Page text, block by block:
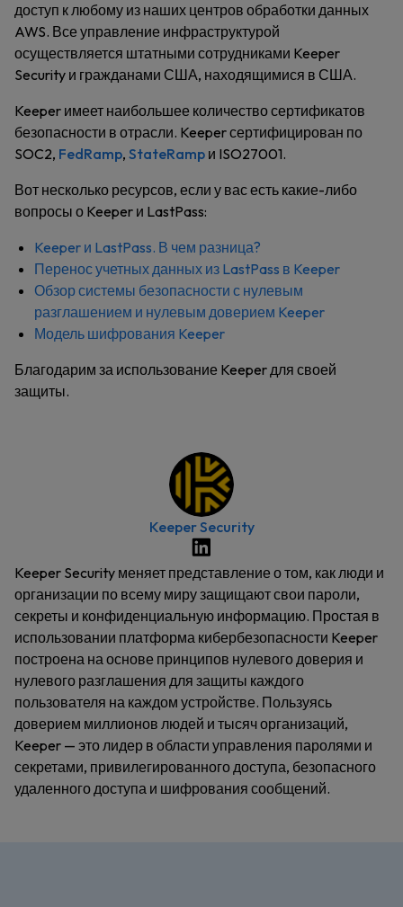
доступ к любому из наших центров обработки данных
AWS. Все управление инфраструктурой
осуществляется штатными сотрудниками Keeper
Security и гражданами США, находящимися в США.
Keeper имеет наибольшее количество сертификатов
безопасности в отрасли. Keeper сертифицирован по
SOC2, FedRamp, StateRamp и ISO27001.
Вот несколько ресурсов, если у вас есть какие-либо
вопросы о Keeper и LastPass:
Keeper и LastPass. В чем разница?
Перенос учетных данных из LastPass в Keeper
Обзор системы безопасности с нулевым
разглашением и нулевым доверием Keeper
Модель шифрования Keeper
Благодарим за использование Keeper для своей
защиты.
Keeper Security
Keeper Security меняет представление о том, как люди и
организации по всему миру защищают свои пароли,
секреты и конфиденциальную информацию. Простая в
использовании платформа кибербезопасности Keeper
построена на основе принципов нулевого доверия и
нулевого разглашения для защиты каждого
пользователя на каждом устройстве. Пользуясь
доверием миллионов людей и тысяч организаций,
Keeper — это лидер в области управления паролями и
секретами, привилегированного доступа, безопасного
удаленного доступа и шифрования сообщений.